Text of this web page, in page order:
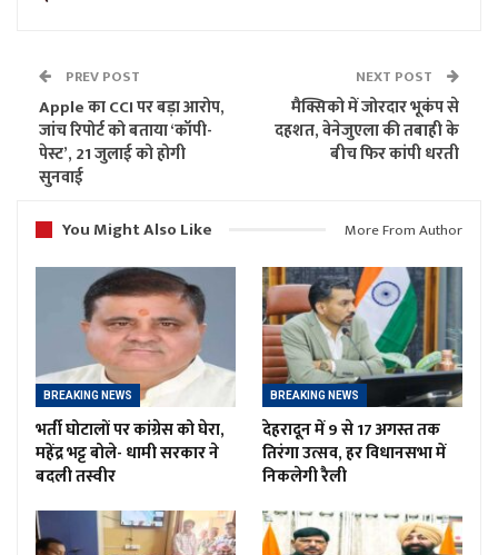
PREV POST
Apple का CCI पर बड़ा आरोप,
जांच रिपोर्ट को बताया ‘कॉपी-
पेस्ट’, 21 जुलाई को होगी
सुनवाई
NEXT POST
मैक्सिको में जोरदार भूकंप से
दहशत, वेनेजुएला की तबाही के
बीच फिर कांपी धरती
You Might Also Like More From Author
BREAKING NEWS
भर्ती घोटालों पर कांग्रेस को घेरा,
महेंद्र भट्ट बोले- धामी सरकार ने
बदली तस्वीर
BREAKING NEWS
देहरादून में 9 से 17 अगस्त तक
तिरंगा उत्सव, हर विधानसभा में
निकलेगी रैली